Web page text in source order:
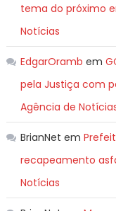
tema do próximo
Notícias
EdgarOramb em
pela Justiça com
Agência de
BrianNet em
recapeamento
Notícias